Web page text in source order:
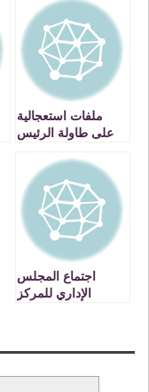
ملفات استعجالية
على طاولة الرئيس
الأول
اجتماع المجلس
الإداري للمركز